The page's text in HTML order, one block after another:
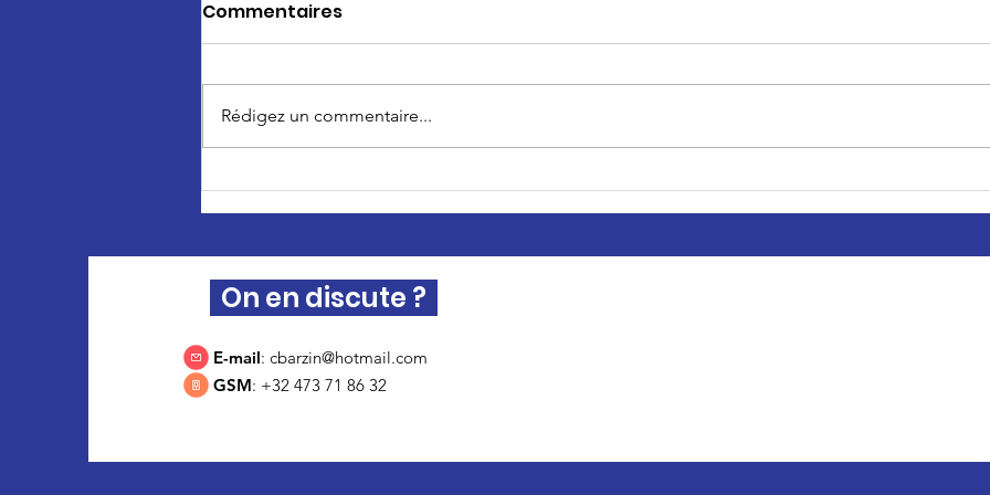
Clémentine Barzin veut
réduire le nombre de
La commission
d’enquête avance et
Commentaires
Rédigez un commentaire...
On en discute ?
E-mail: cbarzin@hotmail.com
GSM: +32 473 71 86 32